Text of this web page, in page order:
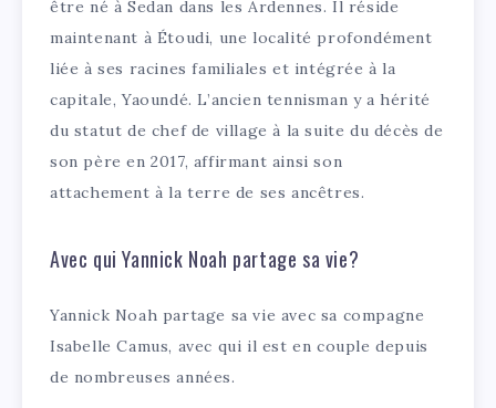
être né à Sedan dans les Ardennes. Il réside
maintenant à Étoudi, une localité profondément
liée à ses racines familiales et intégrée à la
capitale, Yaoundé. L’ancien tennisman y a hérité
du statut de chef de village à la suite du décès de
son père en 2017, affirmant ainsi son
attachement à la terre de ses ancêtres.
Avec qui Yannick Noah partage sa vie?
Yannick Noah partage sa vie avec sa compagne
Isabelle Camus, avec qui il est en couple depuis
de nombreuses années.